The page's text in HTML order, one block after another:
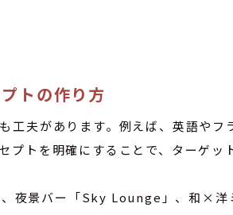
トの作り方
工夫があります。例えば、英語や
プトを明確にすることで、ターゲッ
夜景バー「Sky Lounge」、和×洋